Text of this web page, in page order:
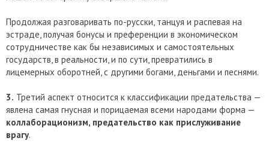
Продолжая разговаривать по-русски, танцуя и распевая на
эстраде, получая бонусы и преференции в экономическом
сотрудничестве как бы независимых и самостоятельных
государств, в реальности, и по сути, превратились в
лицемерных оборотней, с другими богами, деньгами и песнями.
3. Третий аспект относится к классификации предательства —
явлена самая гнусная и порицаемая всеми народами форма —
коллаборационизм, предательство как прислуживание
врагу.